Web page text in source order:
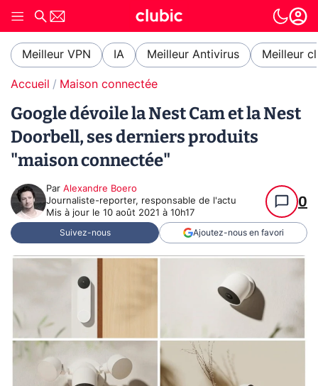
Meilleur VPN IA Meilleur Antivirus Meilleur
Accueil Maison connectée
Google dévoile la Nest Cam et la Nest
Doorbell, ses derniers produits
"maison connectée"
Par Alexandre Boero
Journaliste-reporter, responsable de l'actu
Mis à jour le 10 août 2021 à 10h17
0
Suivez-nous Ajoutez-nous en favori